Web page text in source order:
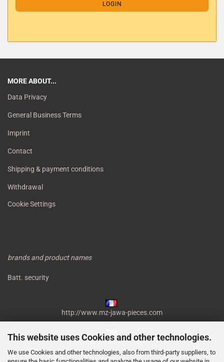
This website uses Cookies and other technologies.
We use Cookies and other technologies, also from third-party suppliers, to
LOGIN
MORE ABOUT...
Data Privacy
General Business Terms
Imprint
Contact
Shipping & payment conditions
Withdrawal
Cookie Settings
brands and product names
Batt. security
http://www.mz-jawa-pieces.com
http://www.moto-prodejna.cz